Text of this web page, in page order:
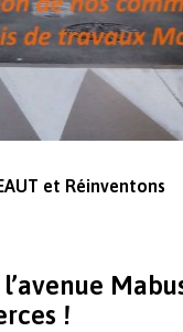
et Réinventons
!